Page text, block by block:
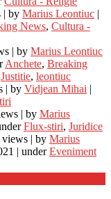
| by Marius Leontiuc |
News, Cultura -
| by Marius Leontiuc
Anchete, Breaking
Justitie, leontiuc
| by Vidjean Mihai |
| by Marius
Flux-stiri, Juridice
views | by Marius
| underEveniment